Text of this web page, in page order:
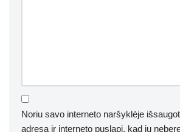
Noriu savo interneto naršyklėje
adresą ir interneto puslapį, kad jų